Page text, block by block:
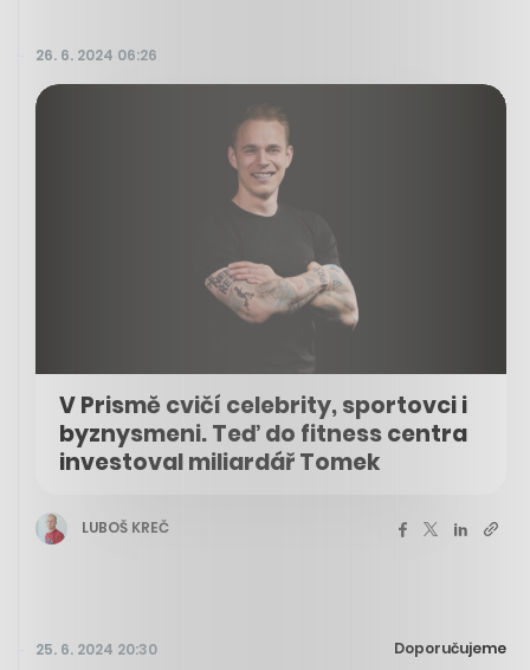
26. 6. 2024 06:26
V Prismě cvičí celebrity, sportovci i
byznysmeni. Teď do fitness centra
investoval miliardář Tomek
LUBOŠ KREČ
25. 6. 2024 20:30 Doporučujeme